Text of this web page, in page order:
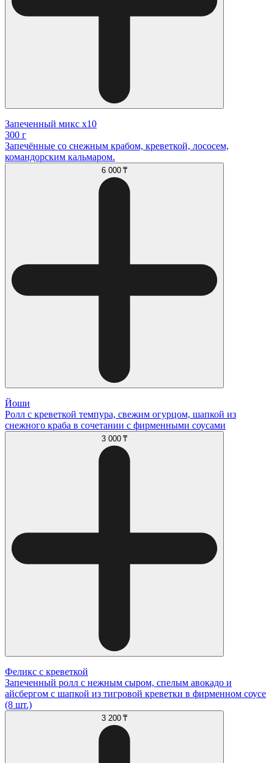
Запеченный микс x10
300 г
Запечённые со снежным крабом, креветкой, лососем,
командорским кальмаром.
6 000 ₸
Йоши
Ролл с креветкой темпура, свежим огурцом, шапкой из
снежного краба в сочетании с фирменными соусами
3 000 ₸
Феликс с креветкой
Запеченный ролл с нежным сыром, спелым авокадо и
айсбергом с шапкой из тигровой креветки в фирменном соусе
(8 шт.)
3 200 ₸